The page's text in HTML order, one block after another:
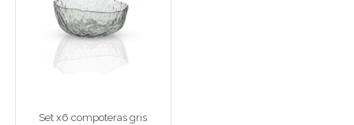
Set x6 compoteras gris
labradas con borde
irregular 4,5x6,3cm
Set x6 compoteras gris